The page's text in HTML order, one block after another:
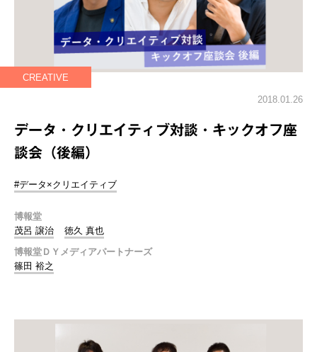
CREATIVE
2018.01.26
データ・クリエイティブ対談・キックオフ座
談会（後編）
#データ×クリエイティブ
博報堂
茂呂 譲治
徳久 真也
博報堂ＤＹメディアパートナーズ
篠田 裕之